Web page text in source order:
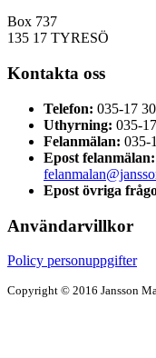
Box 737
135 17 TYRESÖ
Kontakta oss
Telefon: 035-17
Uthyrning: 035-
Felanmälan: 035-
Epost felanmälan:
Epost övriga
Användarvillkor
Policy personuppgifter
Copyright © 2016 Jansson